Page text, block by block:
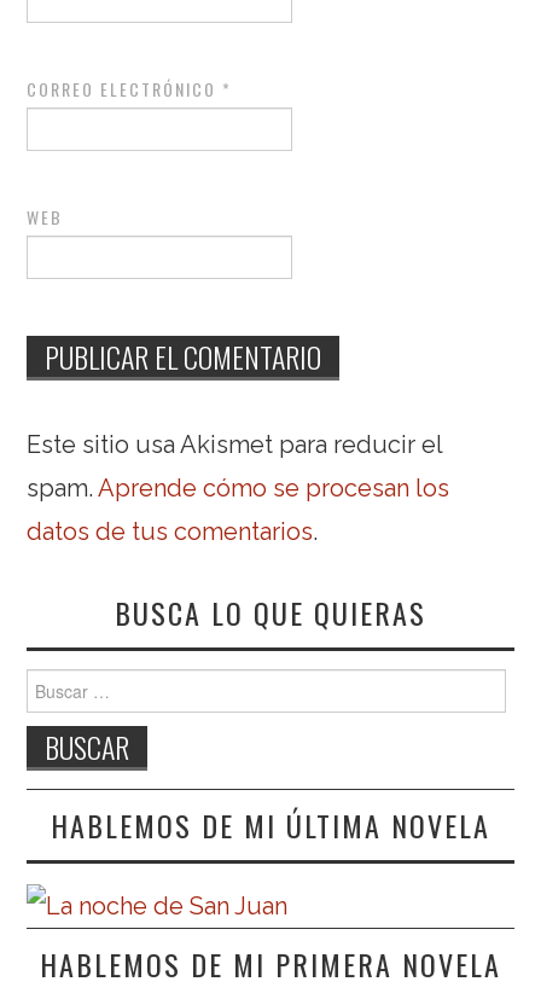
CORREO ELECTRÓNICO *
WEB
Este sitio usa Akismet para reducir el
spam.Aprende cómo se procesan los
datos de tus comentarios.
BUSCA LO QUE QUIERAS
Buscar:
HABLEMOS DE MI ÚLTIMA NOVELA
HABLEMOS DE MI PRIMERA NOVELA